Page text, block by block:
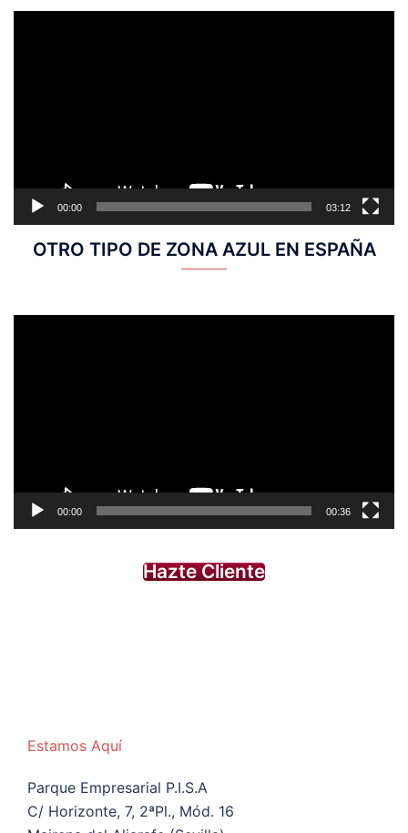
00:00 03:12
OTRO TIPO DE ZONA AZUL EN ESPAÑA
00:00 00:36
Hazte Cliente
Estamos Aquí
Parque Empresarial P.I.S.A
C/ Horizonte, 7, 2ªPl., Mód. 16